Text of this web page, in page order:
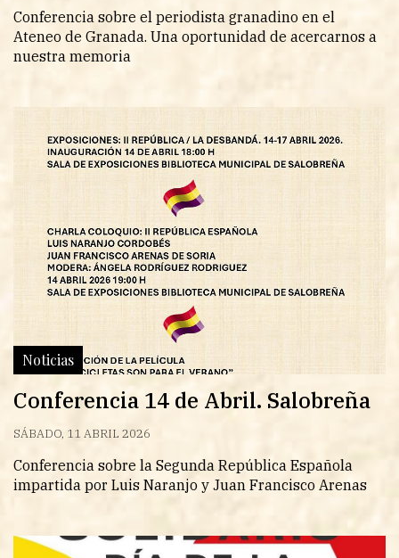
Conferencia sobre el periodista granadino en el
Ateneo de Granada. Una oportunidad de acercarnos a
nuestra memoria
Noticias
Conferencia 14 de Abril. Salobreña
SÁBADO, 11 ABRIL 2026
Conferencia sobre la Segunda República Española
impartida por Luis Naranjo y Juan Francisco Arenas